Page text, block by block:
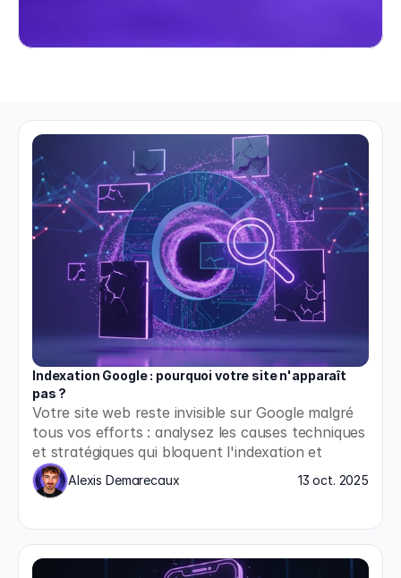
Indexation Google : pourquoi votre site n'apparaît
pas ?
Votre site web reste invisible sur Google malgré
tous vos efforts : analysez les causes techniques
et stratégiques qui bloquent l'indexation et
appliquez les solutions concrètes pour enfin
apparaître dans les résultats de recherche.
Alexis Demarecaux 13 oct. 2025